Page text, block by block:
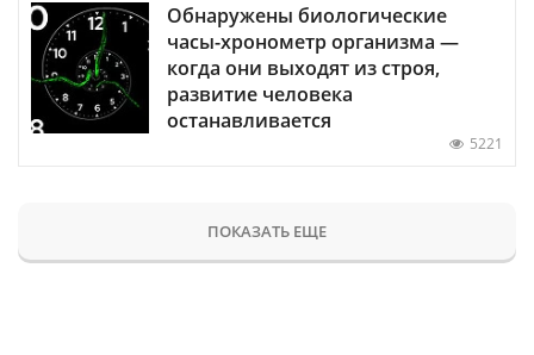
Обнаружены биологические
часы-хронометр организма —
когда они выходят из строя,
развитие человека
останавливается
5221
ПОКАЗАТЬ ЕЩЕ